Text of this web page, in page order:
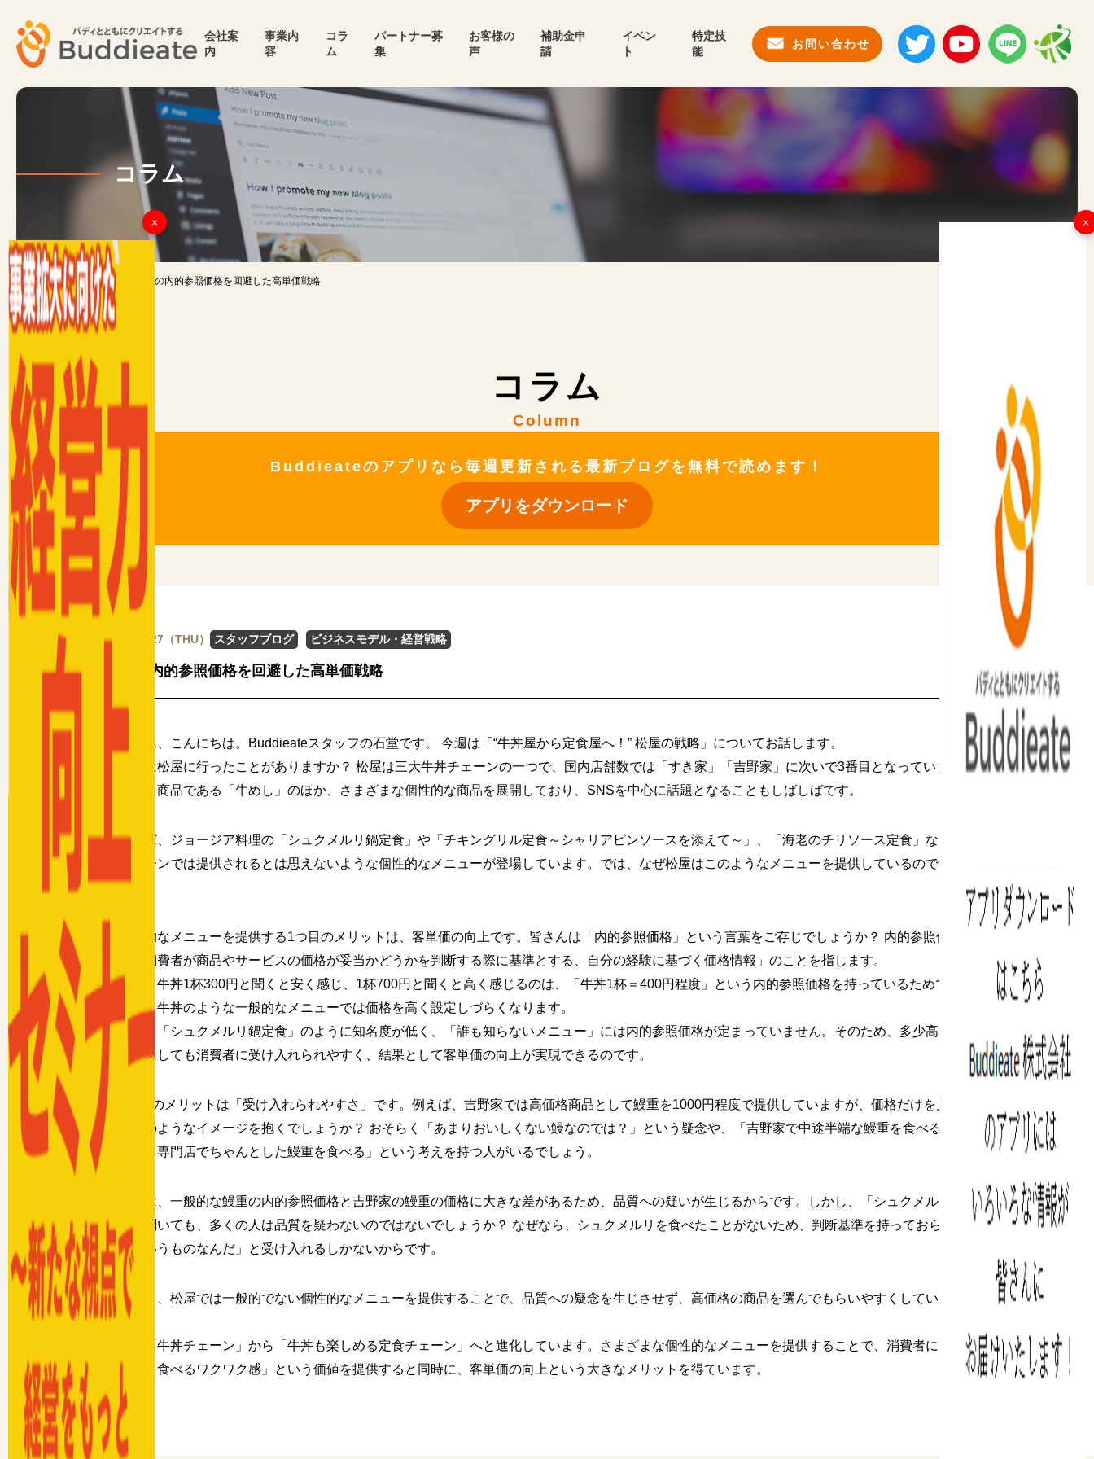
× ×
会社案
内
事業内
容
コラ
ム
パートナー募
集
お客様の
声
補助金申
請
イベン
ト
特定技
能
お問い合わせ
コラム
TOP > コラム 松屋の内的参照価格を回避した高単価戦略
コラム
Column
Buddieateのアプリなら毎週更新される最新ブログを無料で読めます！
アプリをダウンロード
2025/02/27（THU） スタッフブログ ビジネスモデル・経営戦略
松屋の内的参照価格を回避した高単価戦略
皆さん、こんにちは。Buddieateスタッフの石堂です。 今週は「“牛丼屋から定食屋へ！” 松屋の戦略」についてお話します。
皆さんは松屋に行ったことがありますか？ 松屋は三大牛丼チェーンの一つで、国内店舗数では「すき家」「吉野家」に次いで3番目となっています。松
屋は主力商品である「牛めし」のほか、さまざまな個性的な商品を展開しており、SNSを中心に話題となることもしばしばです。
例えば、ジョージア料理の「シュクメルリ鍋定食」や「チキングリル定食～シャリアピンソースを添えて～」、「海老のチリソース定食」など、牛
丼チェーンでは提供されるとは思えないような個性的なメニューが登場しています。では、なぜ松屋はこのようなメニューを提供しているのでしょう
か？
個性的なメニューを提供する1つ目のメリットは、客単価の向上です。皆さんは「内的参照価格」という言葉をご存じでしょうか？ 内的参照価格と
は、「消費者が商品やサービスの価格が妥当かどうかを判断する際に基準とする、自分の経験に基づく価格情報」のことを指します。
例えば、牛丼1杯300円と聞くと安く感じ、1杯700円と聞くと高く感じるのは、「牛丼1杯＝400円程度」という内的参照価格を持っているためです。そ
のため、牛丼のような一般的なメニューでは価格を高く設定しづらくなります。
しかし、「シュクメルリ鍋定食」のように知名度が低く、「誰も知らないメニュー」には内的参照価格が定まっていません。そのため、多少高めの価
格設定にしても消費者に受け入れられやすく、結果として客単価の向上が実現できるのです。
2つ目のメリットは「受け入れられやすさ」です。例えば、吉野家では高価格商品として鰻重を1000円程度で提供していますが、価格だけを見たと
き、どのようなイメージを抱くでしょうか？ おそらく「あまりおいしくない鰻なのでは？」という疑念や、「吉野家で中途半端な鰻重を食べるなら、
高価でも専門店でちゃんとした鰻重を食べる」という考えを持つ人がいるでしょう。
これは、一般的な鰻重の内的参照価格と吉野家の鰻重の価格に大きな差があるため、品質への疑いが生じるからです。しかし、「シュクメルリ1000
円」と聞いても、多くの人は品質を疑わないのではないでしょうか？ なぜなら、シュクメルリを食べたことがないため、判断基準を持っておらず、
「そういうものなんだ」と受け入れるしかないからです。
つまり、松屋では一般的でない個性的なメニューを提供することで、品質への疑念を生じさせず、高価格の商品を選んでもらいやすくしているので
す。
松屋は「牛丼チェーン」から「牛丼も楽しめる定食チェーン」へと進化しています。さまざまな個性的なメニューを提供することで、消費者に「未知
の料理を食べるワクワク感」という価値を提供すると同時に、客単価の向上という大きなメリットを得ています。